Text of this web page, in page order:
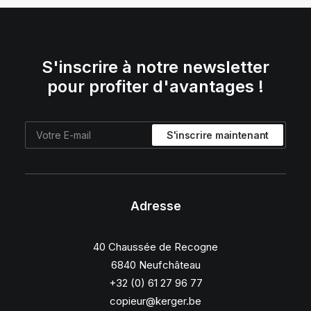
S'inscrire à notre newsletter
pour profiter d'avantages !
Adresse
40 Chaussée de Recogne
6840 Neufchâteau
+32 (0) 61 27 96 77
copieur@kerger.be